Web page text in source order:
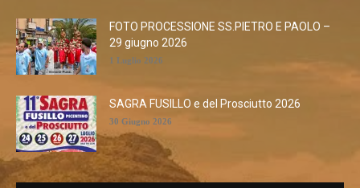
FOTO PROCESSIONE SS.PIETRO E PAOLO –
29 giugno 2026
1 Luglio 2026
SAGRA FUSILLO e del Prosciutto 2026
30 Giugno 2026